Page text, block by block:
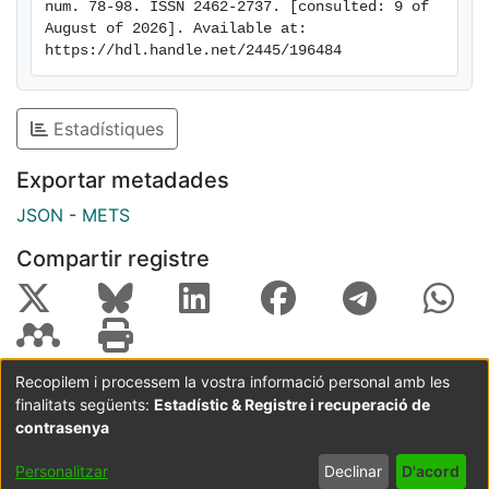
num. 78-98. ISSN 2462-2737. [consulted: 9 of
August of 2026]. Available at:
https://hdl.handle.net/2445/196484
Estadístiques
Exportar metadades
JSON - METS
Compartir registre
Coordinació:CRAI UB Avís legal
Metadades
subjectes a:
Configuració
de cookies
privadesa
Recopilem i processem la vostra informació personal amb les
finalitats següents: Estadístic & Registre i recuperació de
contrasenya
Personalitzar Declinar D'acord